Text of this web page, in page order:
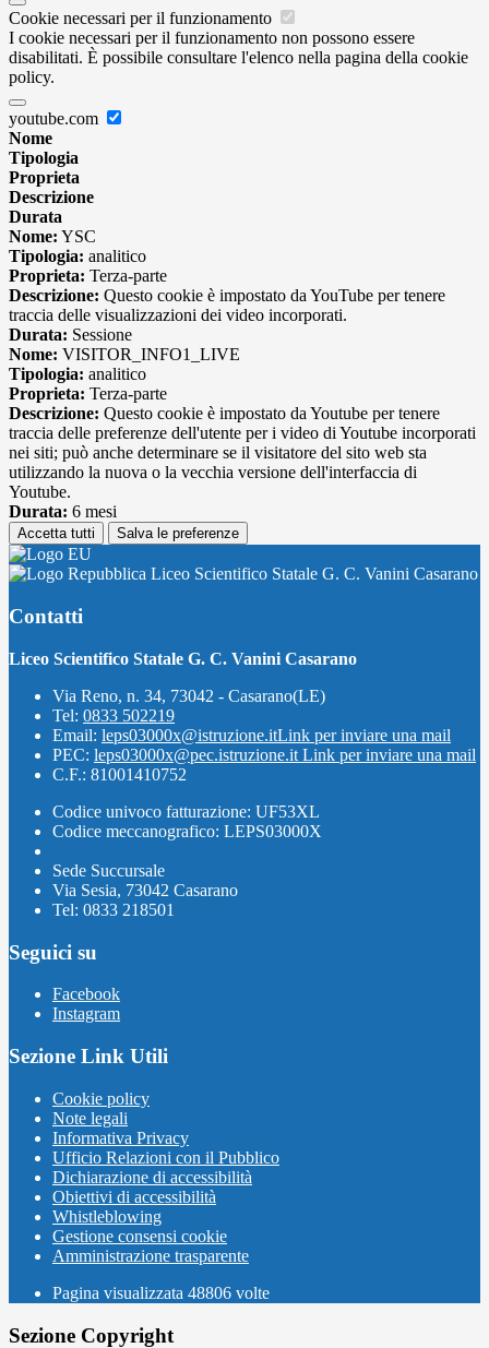
Cookie necessari per il funzionamento
I cookie necessari per il funzionamento non possono essere
disabilitati. È possibile consultare l'elenco nella pagina della cookie
policy.
youtube.com
Nome
Tipologia
Proprieta
Descrizione
Durata
Nome: YSC
Tipologia: analitico
Proprieta: Terza-parte
Descrizione: Questo cookie è impostato da YouTube per tenere
traccia delle visualizzazioni dei video incorporati.
Durata: Sessione
Nome: VISITOR_INFO1_LIVE
Tipologia: analitico
Proprieta: Terza-parte
Descrizione: Questo cookie è impostato da Youtube per tenere
traccia delle preferenze dell'utente per i video di Youtube incorporati
nei siti; può anche determinare se il visitatore del sito web sta
utilizzando la nuova o la vecchia versione dell'interfaccia di
Youtube.
Durata: 6 mesi
Accetta tutti Salva le preferenze
Liceo Scientifico Statale G. C. Vanini Casarano
Contatti
Liceo Scientifico Statale G. C. Vanini Casarano
Via Reno, n. 34, 73042 - Casarano(LE)
Tel: 0833 502219
Email: leps03000x@istruzione.itLink per inviare una mail
PEC: leps03000x@pec.istruzione.it Link per inviare una mail
C.F.: 81001410752
Codice univoco fatturazione: UF53XL
Codice meccanografico: LEPS03000X
Sede Succursale
Via Sesia, 73042 Casarano
Tel: 0833 218501
Seguici su
Facebook
Instagram
Sezione Link Utili
Cookie policy
Note legali
Informativa Privacy
Ufficio Relazioni con il Pubblico
Dichiarazione di accessibilità
Obiettivi di accessibilità
Whistleblowing
Gestione consensi cookie
Amministrazione trasparente
Pagina visualizzata 48806 volte
Sezione Copyright